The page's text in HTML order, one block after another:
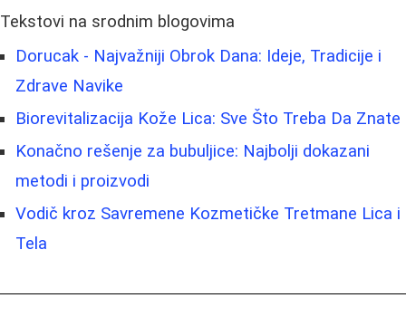
Tekstovi na srodnim blogovima
Dorucak - Najvažniji Obrok Dana: Ideje, Tradicije i
Zdrave Navike
Biorevitalizacija Kože Lica: Sve Što Treba Da Znate
Konačno rešenje za bubuljice: Najbolji dokazani
metodi i proizvodi
Vodič kroz Savremene Kozmetičke Tretmane Lica i
Tela